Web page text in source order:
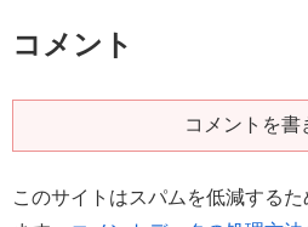
コメント
コメントを書
このサイトはスパムを低減する